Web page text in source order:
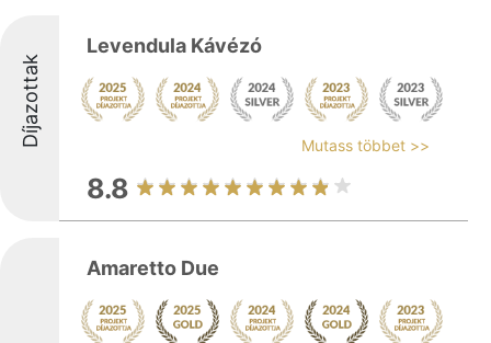
Díjazottak
Levendula Kávézó
Mutass többet >>
8.8
Amaretto Due